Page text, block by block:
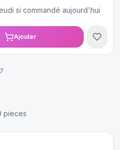
si commandé aujourd'hui
Ajouter
pieces